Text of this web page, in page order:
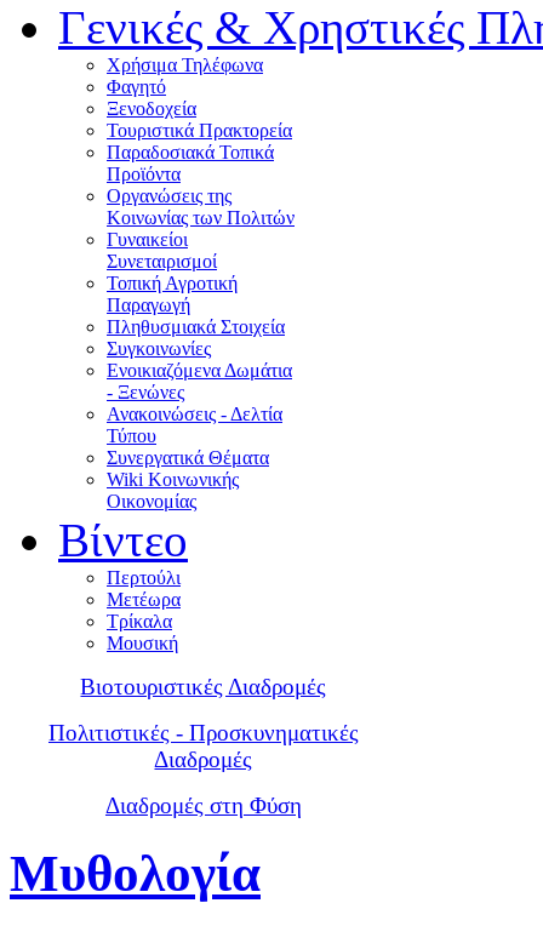
Γενικές & Χρηστικές
Χρήσιμα Τηλέφωνα
Φαγητό
Ξενοδοχεία
Τουριστικά Πρακτορεία
Παραδοσιακά Τοπικά
Προϊόντα
Οργανώσεις της
Κοινωνίας των Πολιτών
Γυναικείοι
Συνεταιρισμοί
Τοπική Αγροτική
Παραγωγή
Πληθυσμιακά Στοιχεία
Συγκοινωνίες
Ενοικιαζόμενα Δωμάτια
- Ξενώνες
Ανακοινώσεις - Δελτία
Τύπου
Συνεργατικά Θέματα
Wiki Κοινωνικής
Οικονομίας
Βίντεο
Περτούλι
Μετέωρα
Τρίκαλα
Μουσική
Βιοτουριστικές Διαδρομές
Πολιτιστικές - Προσκυνηματικές
Διαδρομές
Διαδρομές στη Φύση
Μυθολογία